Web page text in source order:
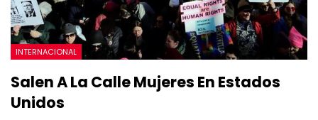
INTERNACIONAL
Salen A La Calle Mujeres En Estados
Unidos